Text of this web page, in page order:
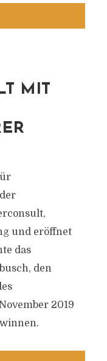
MIT
und eröffnet
das
den
2019